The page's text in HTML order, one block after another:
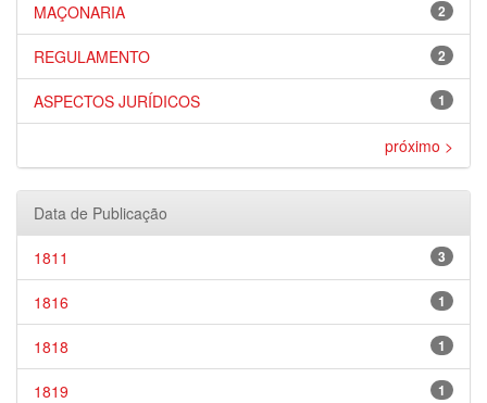
2
MAÇONARIA
2
REGULAMENTO
1
ASPECTOS JURÍDICOS
próximo >
Data de Publicação
3
1811
1
1816
1
1818
1
1819